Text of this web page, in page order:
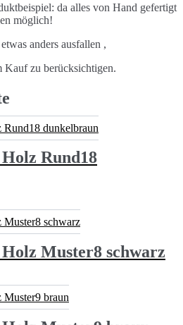
da alles von Hand gefertigt
möglich!
anders ausfallen ,
Kauf zu berücksichtigen.
Rund18
Muster8 schwarz